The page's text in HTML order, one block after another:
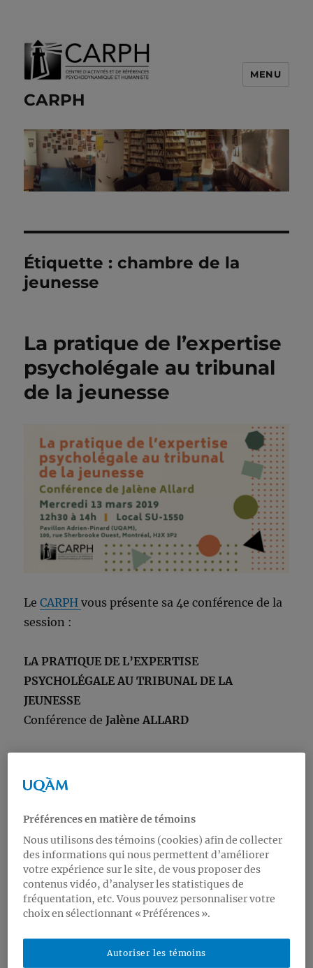
CARPH
MENU
Étiquette :chambre de la
jeunesse
La pratique de l’expertise
psycholégale au tribunal
de la jeunesse
LeCARPHvous présente sa 4e conférence de la
session :
LA PRATIQUE DE L’EXPERTISE
PSYCHOLÉGALE AU TRIBUNAL DE LA
JEUNESSE
Conférence deJalène ALLARD
14h
Sherbrooke O), local SU-1550.
**L’ENTRÉE EST LIBRE**
La pratique de l’expertise psycholégale est un
domaine d’application clinique particulier. Le
psychologue, animé par le désir d’aider, se
retrouve le plus souvent dans une situation où
Préférences en matière de témoins
Nous utilisons des témoins (cookies) afin de collecter
des informations qui nous permettent d’améliorer
votre expérience sur le site, de vous proposer des
contenus vidéo, d’analyser les statistiques de
fréquentation, etc. Vous pouvez personnaliser votre
choix en sélectionnant « Préférences ».
Autoriser les témoins